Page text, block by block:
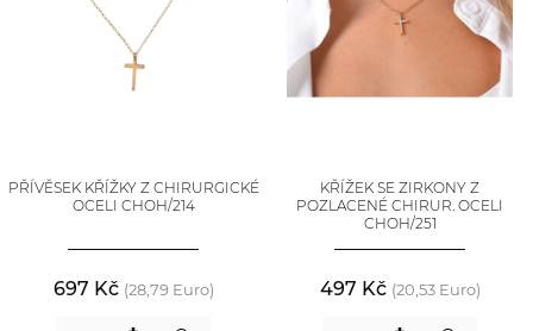
PŘÍVĚSEK KŘÍŽKY Z CHIRURGICKÉ
OCELI CHOH/214
697 Kč (28,79 Euro)
KŘÍŽEK SE ZIRKONY Z
POZLACENÉ CHIRUR. OCELI
CHOH/251
497 Kč (20,53 Euro)